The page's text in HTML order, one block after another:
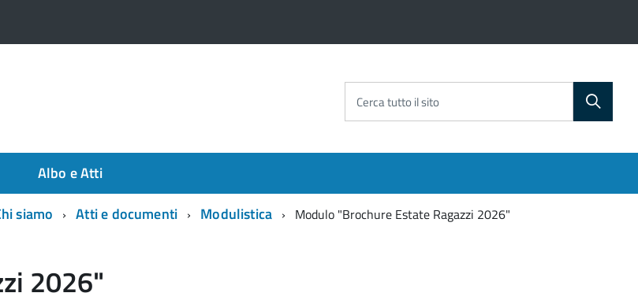
Cerca tutto il sito
Albo e Atti
siamo Atti e documenti Modulistica Modulo "Brochure Estate Ragazzi 2026"
2026"